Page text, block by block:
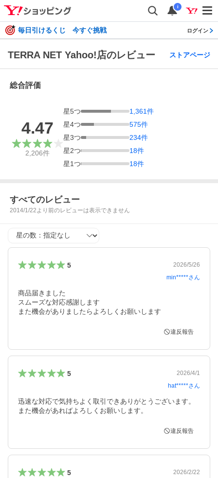
i
毎日引けるくじ 今すぐ挑戦 ログイン
TERRA NET Yahoo!店のレビュー ストアページ
総合評価
4.47
2,206件
星5つ 1,361件
星4つ 575件
星3つ 234件
星2つ 18件
星1つ 18件
すべてのレビュー
2014/1/22より前のレビューは表示できません
星の数
5
2026/5/26
min*****さん
商品届きました
スムーズな対応感謝します
また機会がありましたらよろしくお願いします
違反報告
5
2026/4/1
hat*****さん
迅速な対応で気持ちよく取引できありがとうございます。
また機会があればよろしくお願いします。
違反報告
5
2026/2/22